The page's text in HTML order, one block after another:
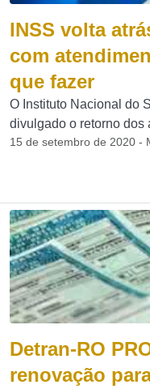
INSS volta
com
que fazer
O Instituto Nacional do
divulgado o retorno dos
15 de setembro de 2020 -
Detran-RO
renovação